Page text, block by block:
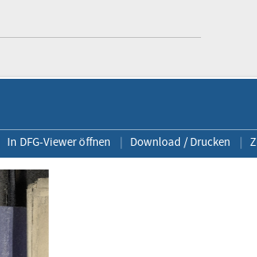
In DFG-Viewer öffnen Download / Drucken